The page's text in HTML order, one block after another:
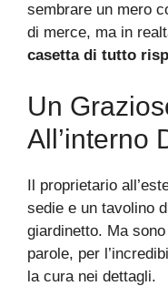
sembrare un mero
di merce, ma in
casetta di tutto
Un
All’interno
Il proprietario
sedie e un tavolino
giardinetto. Ma
parole, per
la cura nei dettagli.